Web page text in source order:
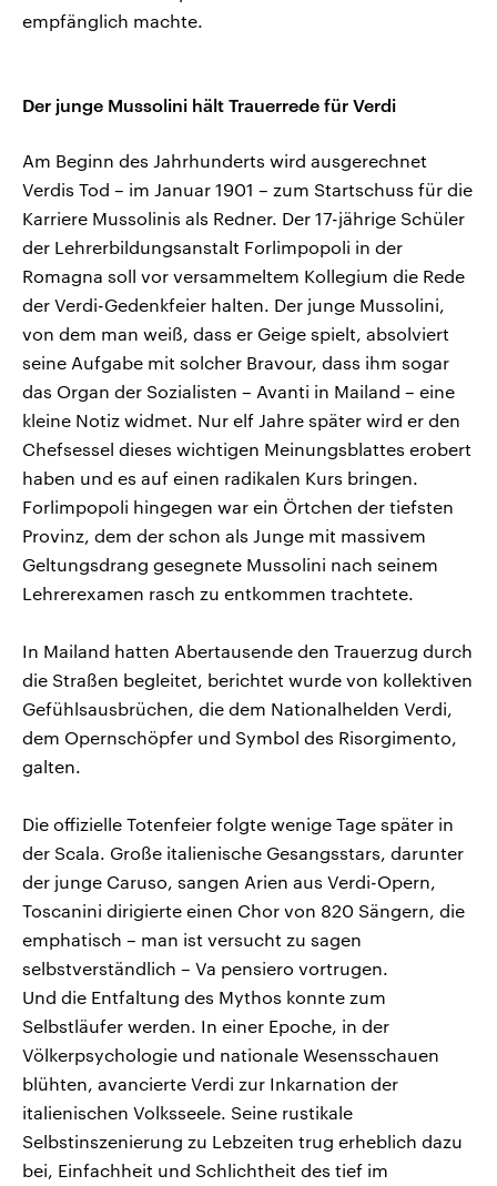
empfänglich machte.
Der junge Mussolini hält Trauerrede für Verdi
Am Beginn des Jahrhunderts wird ausgerechnet
Verdis Tod – im Januar 1901 – zum Startschuss für die
Karriere Mussolinis als Redner. Der 17-jährige Schüler
der Lehrerbildungsanstalt Forlimpopoli in der
Romagna soll vor versammeltem Kollegium die Rede
der Verdi-Gedenkfeier halten. Der junge Mussolini,
von dem man weiß, dass er Geige spielt, absolviert
seine Aufgabe mit solcher Bravour, dass ihm sogar
das Organ der Sozialisten – Avanti in Mailand – eine
kleine Notiz widmet. Nur elf Jahre später wird er den
Chefsessel dieses wichtigen Meinungsblattes erobert
haben und es auf einen radikalen Kurs bringen.
Forlimpopoli hingegen war ein Örtchen der tiefsten
Provinz, dem der schon als Junge mit massivem
Geltungsdrang gesegnete Mussolini nach seinem
Lehrerexamen rasch zu entkommen trachtete.
In Mailand hatten Abertausende den Trauerzug durch
die Straßen begleitet, berichtet wurde von kollektiven
Gefühlsausbrüchen, die dem Nationalhelden Verdi,
dem Opernschöpfer und Symbol des Risorgimento,
galten.
Die offizielle Totenfeier folgte wenige Tage später in
der Scala. Große italienische Gesangsstars, darunter
der junge Caruso, sangen Arien aus Verdi-Opern,
Toscanini dirigierte einen Chor von 820 Sängern, die
emphatisch – man ist versucht zu sagen
selbstverständlich – Va pensiero vortrugen.
Und die Entfaltung des Mythos konnte zum
Selbstläufer werden. In einer Epoche, in der
Völkerpsychologie und nationale Wesensschauen
blühten, avancierte Verdi zur Inkarnation der
italienischen Volksseele. Seine rustikale
Selbstinszenierung zu Lebzeiten trug erheblich dazu
bei, Einfachheit und Schlichtheit des tief im